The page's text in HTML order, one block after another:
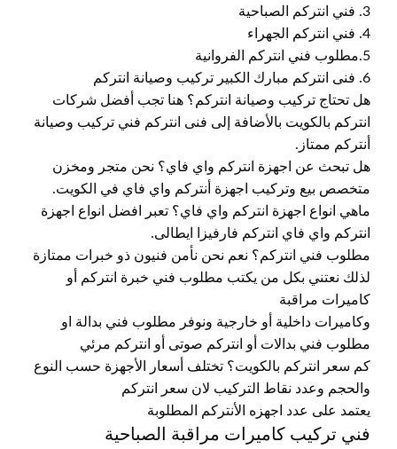
3. فني انتركم الصباحية
4. فني انتركم الجهراء
5.مطلوب فني انتركم الفروانية
6. فنى انتركم مبارك الكبير تركيب وصيانة انتركم
هل تحتاج تركيب وصيانة انتركم؟ هنا تجب أفضل شركات
انتركم بالكويت بالأضافة إلى فنى انتركم فني تركيب وصيانة
أنتركم ممتاز.
هل تبحث عن اجهزة انتركم واي فاي؟ نحن متجر ومخزن
متخصص بيع وتركيب اجهزة أنتركم واي فاي في الكويت.
ماهي انواع اجهزة انتركم واي فاي؟ تعبر افضل انواع اجهزة
انتركم واي فاي انتركم فارفيزا ايطالى.
مطلوب فني انتركم؟ نعم نحن نأمن فنيون ذو خبرات ممتازة
لذلك نعتني بكل من يكتب مطلوب فني خبرة انتركم أو
كاميرات مراقبة
وكاميرات داخلية أو خارجية ونوفر مطلوب فني بدالة او
مطلوب فني بدالات أو انتركم صوتى أو انتركم مرئي
كم سعر انتركم بالكويت؟ تختلف أسعار الأجهزة حسب النوع
والحجم وعدد نقاط التركيب لان سعر انتركم
يعتمد على عدد اجهزه الأنتركم المطلوبة
فني تركيب كاميرات مراقبة الصباحية